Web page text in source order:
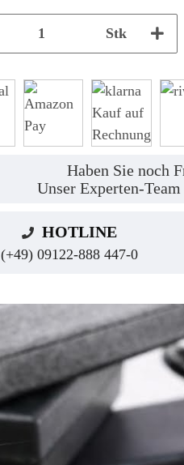
Stk
Haben Sie noch
Unser Experten-
HOTLINE
(+49) 09122-888 447-0